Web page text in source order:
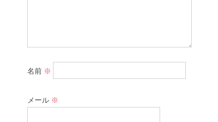
名前 ※
メール ※